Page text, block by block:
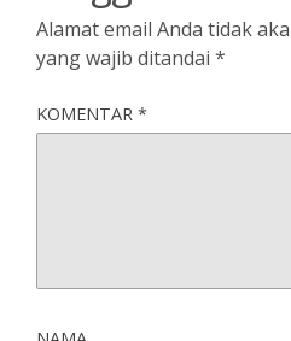
Alamat email Anda tidak
yang wajib ditandai *
KOMENTAR *